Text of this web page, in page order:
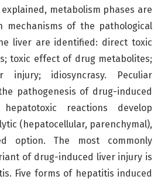
metabolism phases are
mechanisms of the pathological
liver are identified: direct toxic
toxic effect of drug metabolites;
injury; idiosyncrasy. Peculiar
pathogenesis of drug-induced
reactions develop
(hepatocellular, parenchymal),
option. The most commonly
of drug-induced liver injury is
Five forms of hepatitis induced